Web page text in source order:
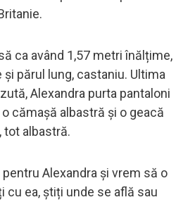
ca având 1,57 metri înălțime,
părul lung, castaniu. Ultima
Alexandra purta pantaloni
cămașă albastră și o geacă
tot albastră.
Alexandra și vrem să o
cu ea, știți unde se află sau